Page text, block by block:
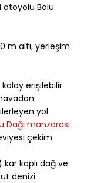
otoyolu Bolu
m altı, yerleşim
erişilebilir
yol
Dağı manzarası
çekim
kar kaplı dağ ve
denizi